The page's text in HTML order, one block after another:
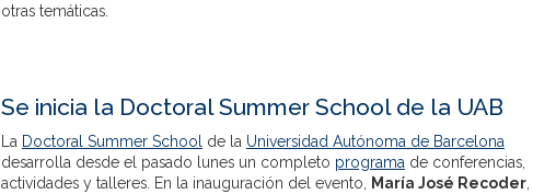
otras temáticas.
Se inicia la Doctoral Summer School de la UAB
La Doctoral Summer School de la Universidad Autónoma de Barcelona
desarrolla desde el pasado lunes un completo programa de conferencias,
actividades y talleres. En la inauguración del evento,
María José Recoder,